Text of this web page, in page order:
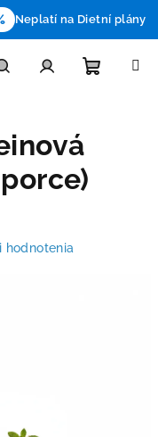
Neplatí na Dietní plány
hodnotenia